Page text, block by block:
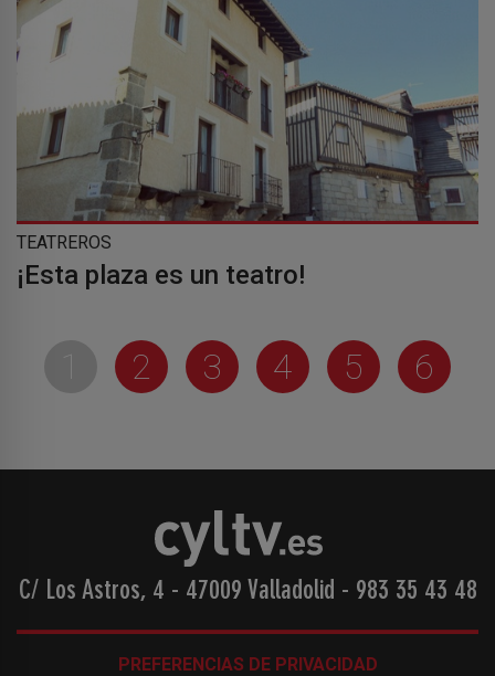
TEATREROS
¡Esta plaza es un teatro!
1 2 3 4 5 6
C/ Los Astros, 4 - 47009 Valladolid - 983 35 43 48
PREFERENCIAS DE PRIVACIDAD